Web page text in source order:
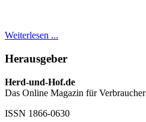
Weiterlesen ...
Herausgeber
Herd-und-Hof.de
Das Online Magazin für Verbraucher
ISSN 1866-0630